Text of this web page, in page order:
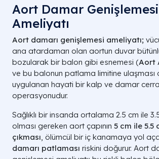
Aort Damar Genişlemesi
Ameliyatı​
Aort damarı genişlemesi ameliyatı;
ana atardamarı olan aortun duvar
bozularak bir balon gibi esnemesi (Aort
ve bu balonun patlama limitine ulaşması
uygulanan hayati bir kalp ve damar
operasyonudur.
Sağlıklı bir insanda ortalama 2.5 cm ile
olması gereken aort çapının 5 cm ile 5.5
çıkması, ölümcül bir iç kanamaya yol
damarı patlaması riskini doğurur. Aort